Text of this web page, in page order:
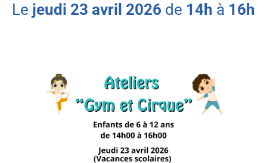
le jeudi 23 avril 2026 de 14h à 16h